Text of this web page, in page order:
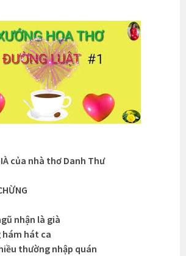
của nhà thơ Danh Thư
nhận là già
hám hát ca
thường nhập quán